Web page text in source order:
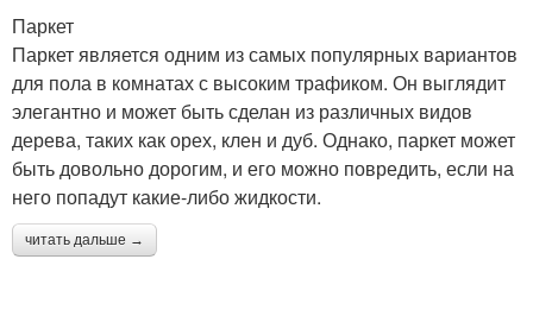
Паркет
Паркет является одним из самых популярных вариантов
для пола в комнатах с высоким трафиком. Он выглядит
элегантно и может быть сделан из различных видов
дерева, таких как орех, клен и дуб. Однако, паркет может
быть довольно дорогим, и его можно повредить, если на
него попадут какие-либо жидкости.
читать дальше →